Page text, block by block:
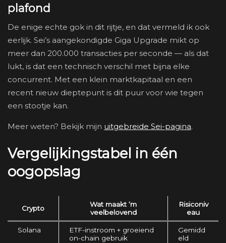
plafond
De enige echte gok in dit rijtje, en dat vermeld ik ook
eerlijk. Sei’s aangekondigde Giga Upgrade mikt op
meer dan 200.000 transacties per seconde — als dat
lukt, is dat een technisch verschil met bijna elke
concurrent. Met een klein marktkapitaal en een
recent nieuw dieptepunt is dit puur voor wie tegen
een stootje kan.
Meer weten? Bekijk mijn uitgebreide Sei-pagina.
Vergelijkingstabel in één
oogopslag
Crypto
Wat maakt ‘m
veelbelovend
Risiconiv
eau
Solana
ETF-instroom + groeiend
on-chain gebruik
Gemidd
eld